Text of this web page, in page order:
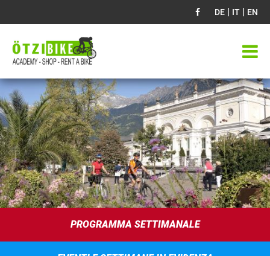
DE | IT | EN
PROGRAMMA SETTIMANALE